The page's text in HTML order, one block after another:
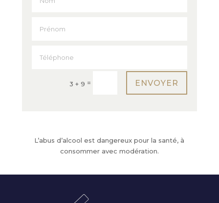
3 + 9 = ENVOYER
L’abus d’alcool est dangereux pour la santé, à
consommer avec modération.